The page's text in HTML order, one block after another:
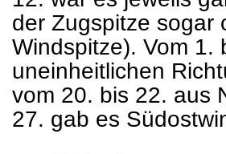
der Zugspitze sogar
Windspitze). Vom 1.
uneinheitlichen
vom 20. bis 22. aus
27. gab es